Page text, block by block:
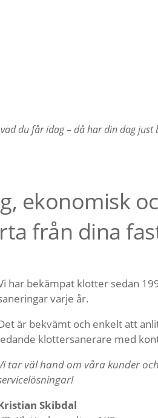
du får idag – då har din dag
ekonomisk
från dina
har bekämpat klotter sedan
varje år.
är bekvämt och enkelt att
klottersanerare med
tar väl hand om våra kunder
Skibdal